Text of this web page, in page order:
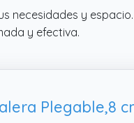
necesidades y
y efectiva.
Plegable,8